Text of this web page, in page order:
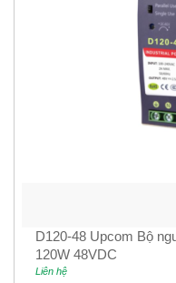
D120-48 Upcom Bộ
120W 48VDC
Liên hệ